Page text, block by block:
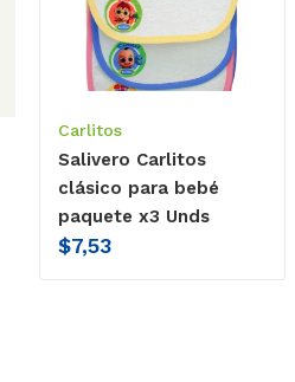
Carlitos
Salivero Carlitos
clásico para bebé
paquete x3 Unds
$7,53